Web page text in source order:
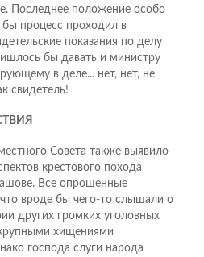
Последнее положение особо
бы процесс проходил в
показания по делу
бы давать и министру
в деле... нет, нет, не
свидетель!
Совета также выявило
крестового похода
Все опрошенные
вроде бы чего-то слышали о
других громких уголовных
хищениями
господа слуги народа